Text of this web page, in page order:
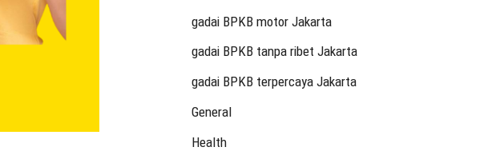
gadai BPKB motor Jakarta
gadai BPKB tanpa ribet Jakarta
gadai BPKB terpercaya Jakarta
General
Health